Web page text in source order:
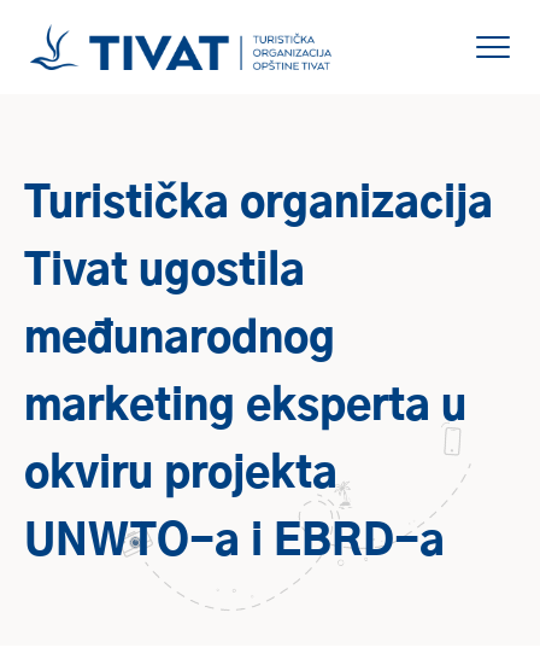
Turistička organizacija
Tivat ugostila
međunarodnog
marketing eksperta u
okviru projekta
UNWTO-a i EBRD-a